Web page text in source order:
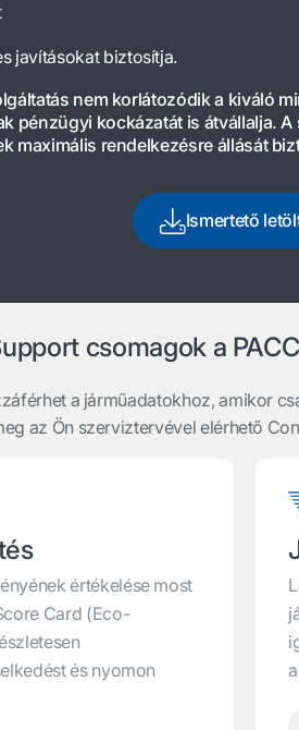
javításokat biztosítja.
nem korlátozódik a kiváló
pénzügyi kockázatát is átvállalja.
maximális rendelkezésre állását
Ismertető
csomagok a
a járműadatokhoz, amikor
az Ön szerviztervével elérhető
értékelése most
Card (Eco-
és nyomon